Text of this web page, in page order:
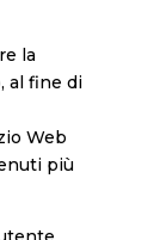
la
al fine di
Web
più